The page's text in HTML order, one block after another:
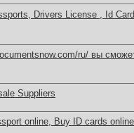
Drivers License , Id
ru/ вы
Suppliers
online, Buy ID cards